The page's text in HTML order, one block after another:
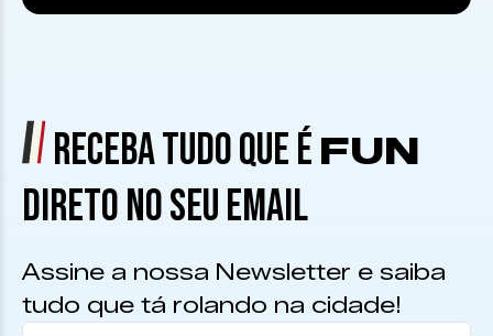
RECEBA TUDO QUE É FUN
DIRETO NO SEU EMAIL
Assine a nossa Newsletter e saiba
tudo que tá rolando na cidade!